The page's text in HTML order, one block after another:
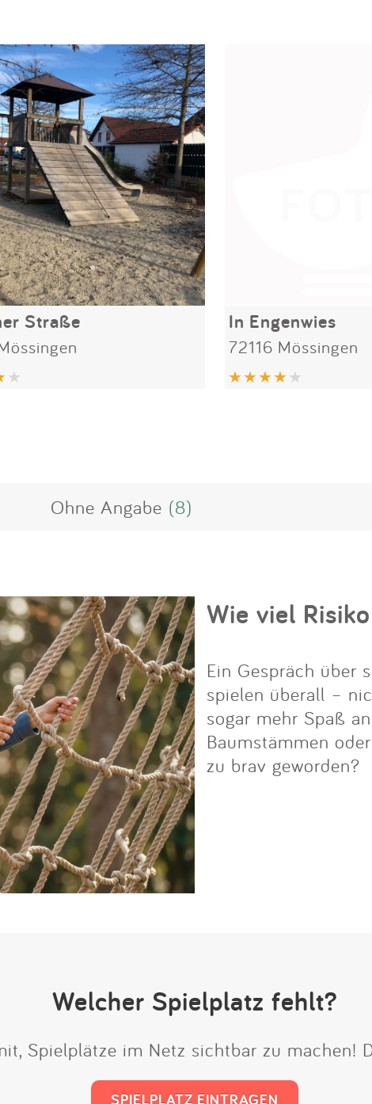
Straße In Engenwies
72116 Mössingen
Ohne Angabe (8)
Wie viel
Ein Gespräch über
spielen überall –
sogar mehr Spaß
Baumstämmen
zu brav geworden?
Welcher Spielplatz fehlt?
Spielplätze im Netz sichtbar zu machen!
SPIELPLATZ EINTRAGEN